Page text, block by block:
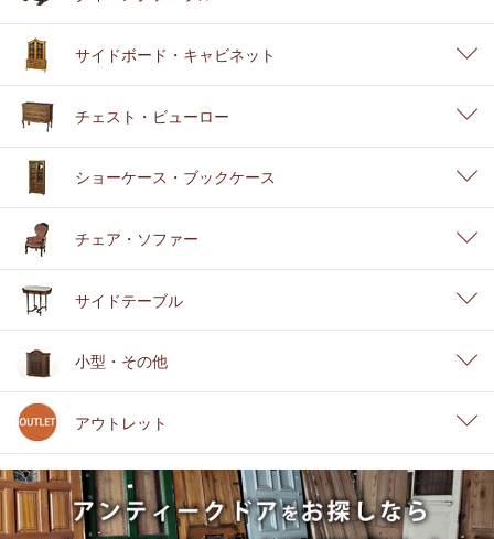
サイドボード・キャビネット
チェスト・ビューロー
ショーケース・ブックケース
チェア・ソファー
サイドテーブル
小型・その他
アウトレット